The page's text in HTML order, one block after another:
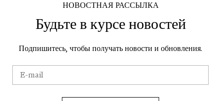
НОВОСТНАЯ РАССЫЛКА
Будьте в курсе новостей
Подпишитесь, чтобы получать новости и обновления.